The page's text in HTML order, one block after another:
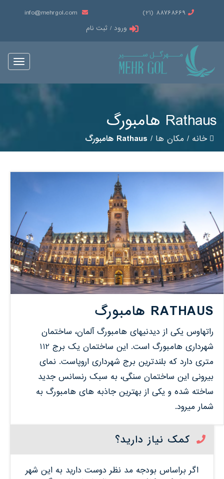
88768669 (21)
info@mehrgol.com
ورود / ثبت نام
Toggle
Rathaus هامبورگ
خانه/ مکان ها/ Rathaus هامبورگ
RATHAUS هامبورگ
راتهاوس یکی از دیدنیهای هامبورگ آلمان، ساختمان
شهرداری هامبورگ است. این ساختمان یک برج 112
متری دارد که بلندترین برج شهرداری اروپاست. نمای
بیرونی این ساختمان سنگی، به سبک رنسانس جدید
ساخته شده و یکی از بهترین جاذبه های هامبورگ به
شمار میرود.
کمک نیاز دارید؟
اگر براساس بودجه مد نظر دوست دارید به این شهر